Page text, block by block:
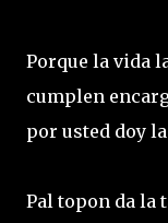
Porque la vida
cumplen
por usted doy
Pal topon da la